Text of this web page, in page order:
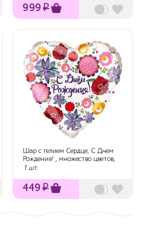
999 ₽
Шар с гелием Сердце, С Днем
Рождения! , множество цветов,
46 см.
1 шт.
449 ₽